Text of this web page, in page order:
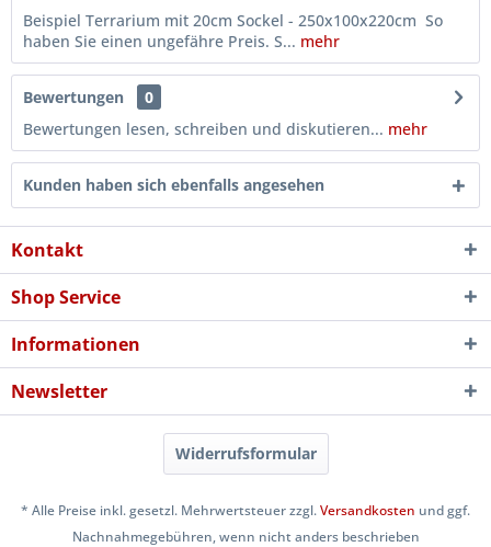
Beispiel Terrarium mit 20cm Sockel - 250x100x220cm So
haben Sie einen ungefähre Preis. S... mehr
Bewertungen
0
Bewertungen lesen, schreiben und diskutieren... mehr
Kunden haben sich ebenfalls angesehen
Kontakt
Shop Service
Informationen
Newsletter
Widerrufsformular
* Alle Preise inkl. gesetzl. Mehrwertsteuer zzgl.Versandkosten und ggf.
Nachnahmegebühren, wenn nicht anders beschrieben